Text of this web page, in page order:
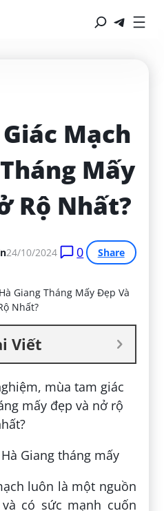
Mạch
Mấy
Rộ Nhất?
24/10/2024 0 Share
Viết
Giang tháng mấy
luôn là một nguồn
có sức mạnh cuốn